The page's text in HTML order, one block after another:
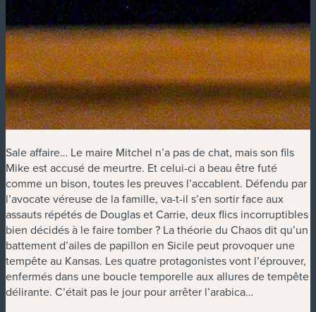
Sale affaire… Le maire Mitchel n’a pas de chat, mais son fils
Mike est accusé de meurtre. Et celui-ci a beau être futé
comme un bison, toutes les preuves l’accablent. Défendu par
l’avocate véreuse de la famille, va-t-il s’en sortir face aux
assauts répétés de Douglas et Carrie, deux flics incorruptibles
bien décidés à le faire tomber ? La théorie du Chaos dit qu’un
battement d’ailes de papillon en Sicile peut provoquer une
tempête au Kansas. Les quatre protagonistes vont l’éprouver,
enfermés dans une boucle temporelle aux allures de tempête
délirante. C’était pas le jour pour arrêter l’arabica…